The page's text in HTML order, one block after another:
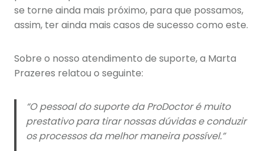
se torne ainda mais próximo, para que possamos,
assim, ter ainda mais casos de sucesso como este.
Sobre o nosso atendimento de suporte, a Marta
Prazeres relatou o seguinte:
“O pessoal do suporte da ProDoctor é muito
prestativo para tirar nossas dúvidas e conduzir
os processos da melhor maneira possível.”